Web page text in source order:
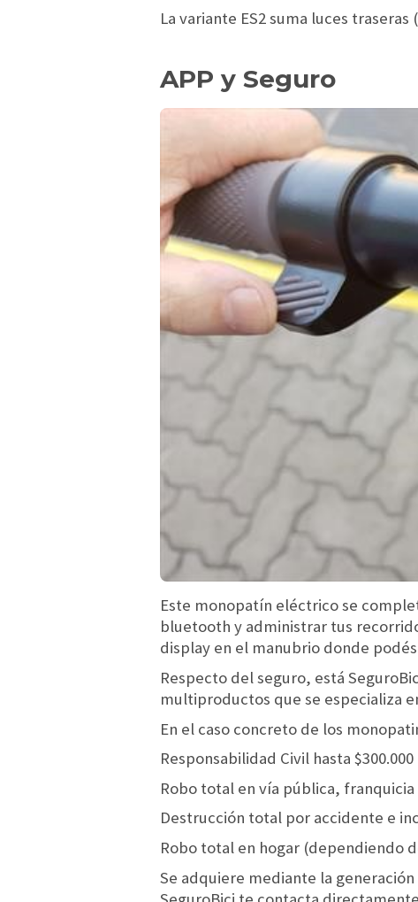
La variante ES2 suma luces
APP y Seguro
Este monopatín eléctrico se
bluetooth y administrar tus
display en el manubrio donde
Respecto del seguro, está
multiproductos que se especializa
En el caso concreto de los
Responsabilidad Civil hasta $300.000
Robo total en vía pública, franquicia
Destrucción total por accidente e
Robo total en hogar (dependiendo
Se adquiere mediante la